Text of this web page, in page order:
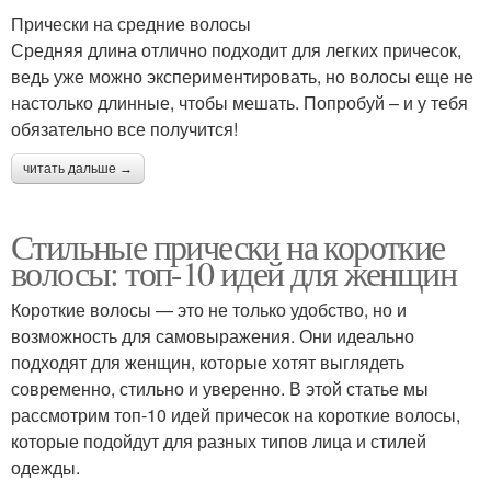
Прически на средние волосы
Средняя длина отлично подходит для легких причесок,
ведь уже можно экспериментировать, но волосы еще не
настолько длинные, чтобы мешать. Попробуй – и у тебя
обязательно все получится!
читать дальше →
Стильные прически на короткие
волосы: топ-10 идей для женщин
Короткие волосы — это не только удобство, но и
возможность для самовыражения. Они идеально
подходят для женщин, которые хотят выглядеть
современно, стильно и уверенно. В этой статье мы
рассмотрим топ-10 идей причесок на короткие волосы,
которые подойдут для разных типов лица и стилей
одежды.